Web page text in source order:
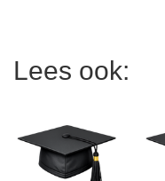
Lees ook: